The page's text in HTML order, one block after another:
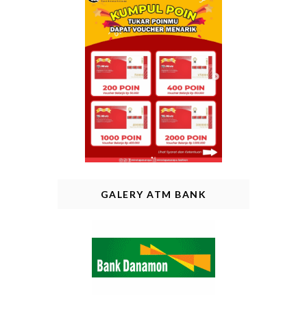
GALERY ATM BANK